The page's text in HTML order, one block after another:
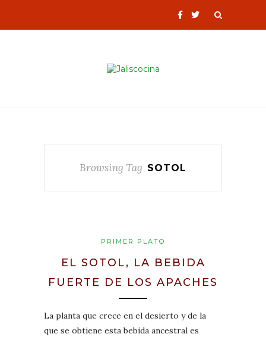
Browsing Tag SOTOL
PRIMER PLATO
EL SOTOL, LA BEBIDA
FUERTE DE LOS APACHES
La planta que crece en el desierto y de la
que se obtiene esta bebida ancestral es